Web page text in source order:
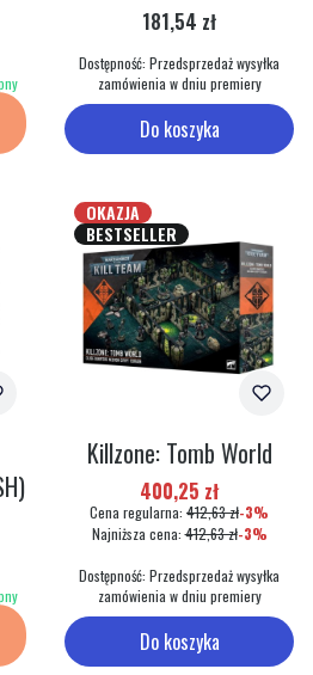
Do koszyka
Cena
181,54 zł
Dostępność: Przedsprzedaż wysyłka
zamówienia w dniu premiery
OKAZJA
BESTSELLER
Do koszyka
Killzone: Tomb World
Cena promocyjna
400,25 zł
Cena regularna: 412,63 zł-3%
Najniższa cena: 412,63 zł-3%
Dostępność: Przedsprzedaż wysyłka
zamówienia w dniu premiery